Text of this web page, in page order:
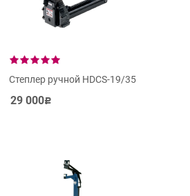
Степлер ручной HDCS-19/35
29 000Р